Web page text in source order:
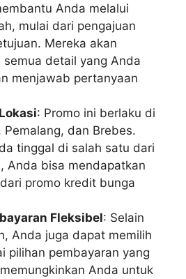
Anda melalui
mulai dari pengajuan
Mereka akan
semua detail yang Anda
menjawab pertanyaan
: Promo ini berlaku di
Pemalang, dan Brebes.
tinggal di salah satu dari
Anda bisa mendapatkan
promo kredit bunga
Fleksibel: Selain
Anda juga dapat memilih
pilihan pembayaran yang
Anda untuk